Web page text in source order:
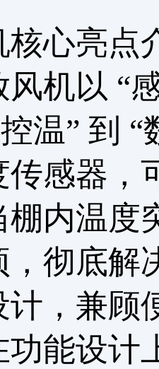
核心亮点
机以 “
温” 到
传感器，
内温度
彻底解
计，兼顾
能设计